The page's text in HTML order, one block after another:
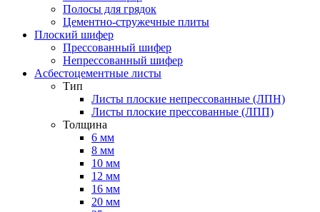
Полосы для грядок
Цементно-стружечные плиты
Плоский шифер
Прессованный шифер
Непрессованный шифер
Асбестоцементные листы
Тип
Листы плоские непрессованные (ЛПН)
Листы плоские прессованные (ЛПП)
Толщина
6 мм
8 мм
10 мм
12 мм
16 мм
20 мм